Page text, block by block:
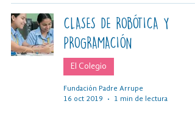
CLASES DE ROBÓTICA Y
PROGRAMACIÓN
El Colegio
Fundación Padre Arrupe
16 oct 2019
1 min de lectura